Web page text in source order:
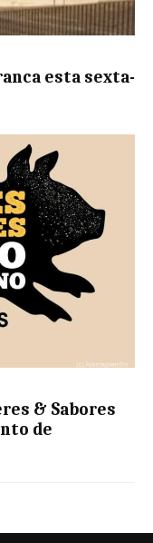
esta sexta-
& Sabores
de